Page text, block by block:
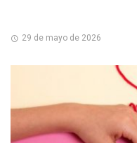
29 de mayo de 2026